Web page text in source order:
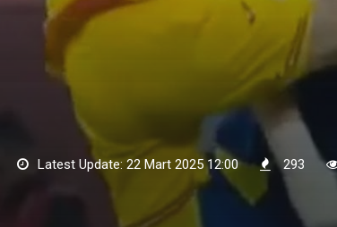
Latest Update: 22 Mart 2025 12:00 293